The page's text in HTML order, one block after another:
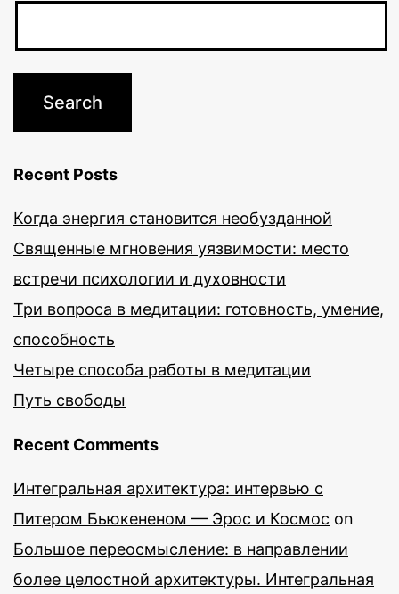
Recent Posts
Когда энергия становится необузданной
Священные мгновения уязвимости: место
встречи психологии и духовности
Три вопроса в медитации: готовность, умение,
способность
Четыре способа работы в медитации
Путь свободы
Recent Comments
Интегральная архитектура: интервью с
Питером Бьюкененом — Эрос и Космос on
Большое переосмысление: в направлении
более целостной архитектуры. Интегральная